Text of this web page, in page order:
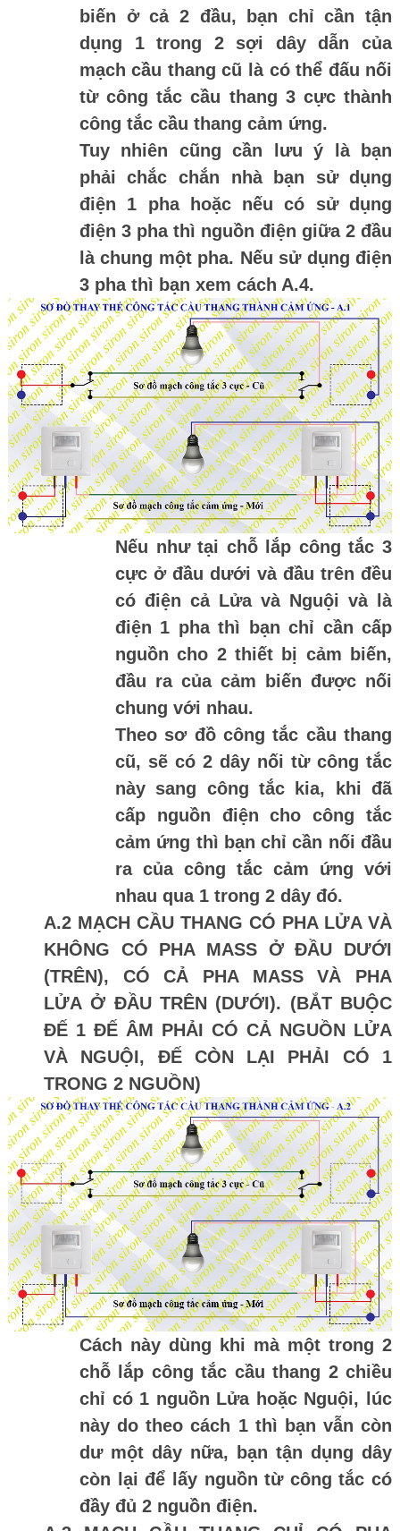
biến ở cả 2 đầu, bạn chỉ cần tận
dụng 1 trong 2 sợi dây dẫn của
mạch cầu thang cũ là có thể đấu nối
từ công tắc cầu thang 3 cực thành
công tắc cầu thang cảm ứng.
Tuy nhiên cũng cần lưu ý là bạn
phải chắc chắn nhà bạn sử dụng
điện 1 pha hoặc nếu có sử dụng
điện 3 pha thì nguồn điện giữa 2 đầu
là chung một pha. Nếu sử dụng điện
3 pha thì bạn xem cách A.4.
Nếu như tại chỗ lắp công tắc 3
cực ở đầu dưới và đầu trên đều
có điện cả Lửa và Nguội và là
điện 1 pha thì bạn chỉ cần cấp
nguồn cho 2 thiết bị cảm biến,
đầu ra của cảm biến được nối
chung với nhau.
Theo sơ đồ công tắc cầu thang
cũ, sẽ có 2 dây nối từ công tắc
này sang công tắc kia, khi đã
cấp nguồn điện cho công tắc
cảm ứng thì bạn chỉ cần nối đầu
ra của công tắc cảm ứng với
nhau qua 1 trong 2 dây đó.
A.2 MẠCH CẦU THANG CÓ PHA LỬA VÀ
KHÔNG CÓ PHA MASS Ở ĐẦU DƯỚI
(TRÊN), CÓ CẢ PHA MASS VÀ PHA
LỬA Ở ĐẦU TRÊN (DƯỚI). (BẮT BUỘC
ĐẾ 1 ĐẾ ÂM PHẢI CÓ CẢ NGUỒN LỬA
VÀ NGUỘI, ĐẾ CÒN LẠI PHẢI CÓ 1
TRONG 2 NGUỒN)
Cách này dùng khi mà một trong 2
chỗ lắp công tắc cầu thang 2 chiều
chỉ có 1 nguồn Lửa hoặc Nguội, lúc
này do theo cách 1 thì bạn vẫn còn
dư một dây nữa, bạn tận dụng dây
còn lại để lấy nguồn từ công tắc có
đầy đủ 2 nguồn điện.